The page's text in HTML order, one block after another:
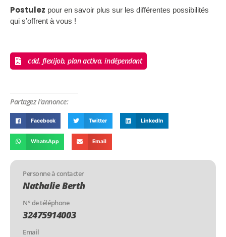
Postulez pour en savoir plus sur les différentes possibilités
qui s’offrent à vous !
cdd, flexijob, plan activa, indépendant
Partagez l'annonce:
Facebook Twitter LinkedIn
WhatsApp Email
Personne à contacter
Nathalie Berth
N° de téléphone
32475914003
Email